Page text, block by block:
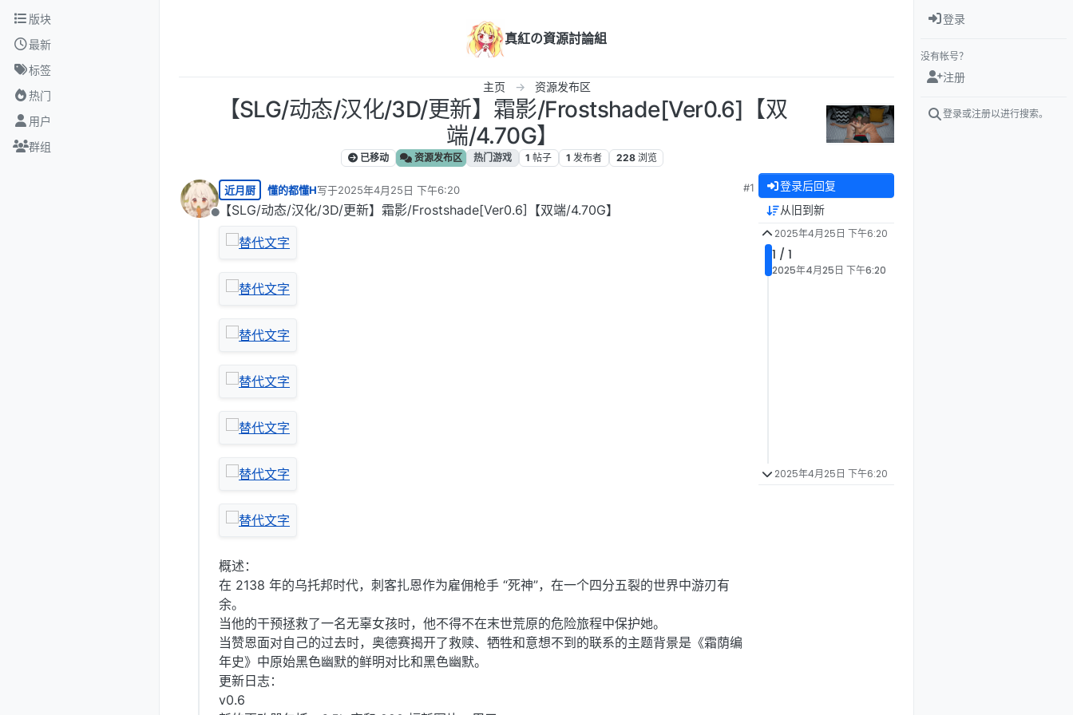
跳转至内容
版块
最新
标签
热门
用户
群组
真紅の資源討論組
主页 资源发布区
【SLG/动态/汉化/3D/更新】霜影/Frostshade[Ver0.6]【双
端/4.70G】
已移动 资源发布区 热门游戏 1 帖子 1 发布者 228 浏览
离线
近月厨 懂的都懂H写于2025年4月25日 下午6:20
最后由 编辑
#1
【SLG/动态/汉化/3D/更新】霜影/Frostshade[Ver0.6]【双端/4.70G】
概述：
在 2138 年的乌托邦时代，刺客扎恩作为雇佣枪手 “死神”，在一个四分五裂的世界中游刃有
余。
当他的干预拯救了一名无辜女孩时，他不得不在末世荒原的危险旅程中保护她。
当赞恩面对自己的过去时，奥德赛揭开了救赎、牺牲和意想不到的联系的主题背景是《霜荫编
年史》中原始黑色幽默的鲜明对比和黑色幽默。
更新日志：
v0.6
登录后回复
从旧到新
2025年4月25日 下午6:20
1 / 1
2025年4月25日 下午6:20
2025年4月25日 下午6:20
登录
没有帐号？
注册
登录或注册以进行搜索。